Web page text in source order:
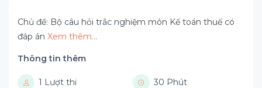
Chủ đề: Bộ câu hỏi trắc nghiệm môn Kế toán thuế có
đáp án Xem thêm...
Thông tin thêm
1 Lượt thi 30 Phút